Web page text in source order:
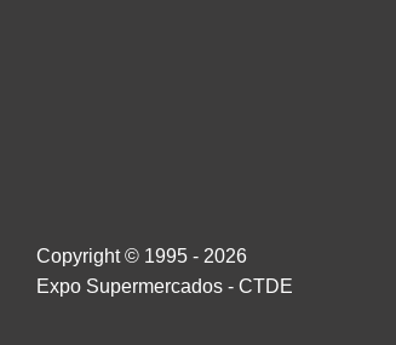
Copyright © 1995 - 2026
Expo Supermercados - CTDE